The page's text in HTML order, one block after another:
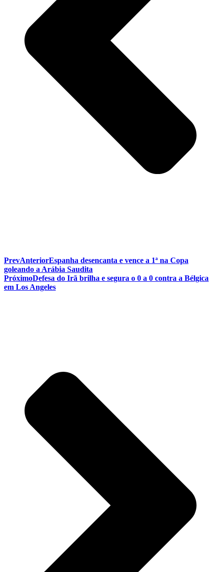
PrevAnteriorEspanha desencanta e vence a 1ª na Copa
goleando a Arábia Saudita
PróximoDefesa do Irã brilha e segura o 0 a 0 contra a Bélgica
em Los Angeles